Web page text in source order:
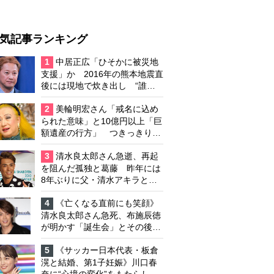
記事ランキング
1
中居正広「ひそかに被災地
支援」か 2016年の熊本地震直
後には現地で炊き出し “誰に
も知られなくて良い”と、むし
ろ強まる福祉活動への思い
2
美輪明宏さん「戒名に込め
られた意味」と10億円以上「巨
額遺産の行方」 つきっきりで
私生活をサポートしていた元俳
優が相続か
3
清水良太郎さん急逝、再起
を阻んだ孤独と葛藤 昨年には
8年ぶりに父・清水アキラと共
演、本格的な活動再開に向かっ
ていたが…周囲が懸念していた
「不安定なところ」
4
《亡くなる直前にも笑顔》
清水良太郎さん急死、布施辰徳
が明かす「誕生会」とその後の
メッセージ
5
《サッカー日本代表・板倉
滉と結婚、第1子妊娠》川口春